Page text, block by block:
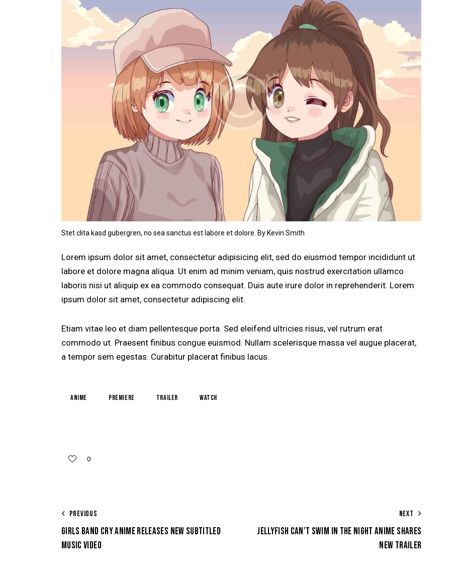
Stet clita kasd gubergren, no sea sanctus est labore et dolore. ByKevin Smith
Lorem ipsum dolor sit amet, consectetur adipisicing elit, sed do eiusmod tempor incididunt ut
labore et dolore magna aliqua. Ut enim ad minim veniam, quis nostrud exercitation ullamco
laboris nisi ut aliquip ex ea commodo consequat. Duis aute irure dolor in reprehenderit. Lorem
ipsum dolor sit amet, consectetur adipiscing elit.
Etiam vitae leo et diam pellentesque porta. Sed eleifend ultricies risus, vel rutrum erat
commodo ut. Praesent finibus congue euismod. Nullam scelerisque massa vel augue placerat,
a tempor sem egestas. Curabitur placerat finibus lacus.
Anime Premiere Trailer Watch
0
PREVIOUS
GIRLS BAND CRY ANIME RELEASES NEW SUBTITLED
MUSIC VIDEO
NEXT
JELLYFISH CAN’T SWIM IN THE NIGHT ANIME SHARES
NEW TRAILER